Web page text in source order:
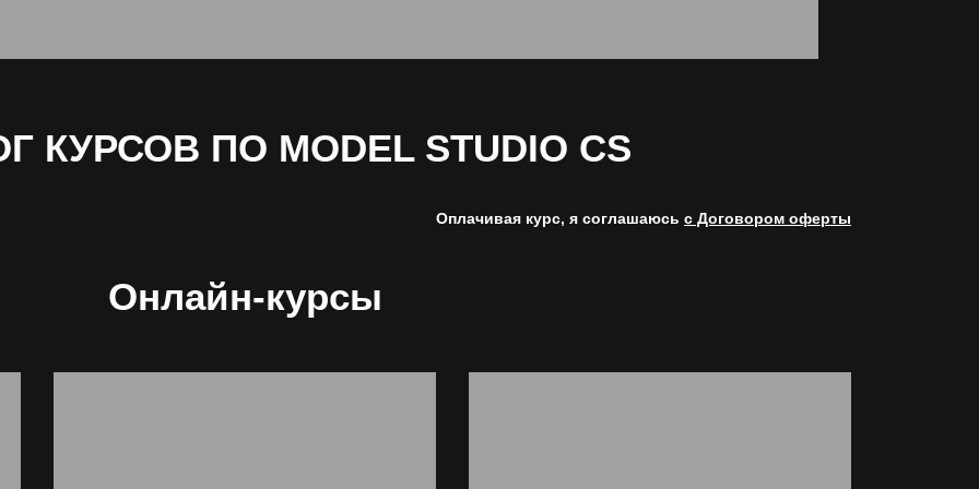
КУРСОВ ПО MODEL STUDIO CS
Оплачивая курс, я соглашаюсь с Договором оферты
Онлайн-курсы